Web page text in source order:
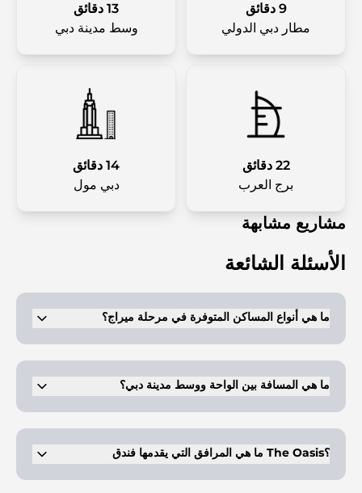
9 دقائق
مطار دبي الدولي
13 دقائق
وسط مدينة دبي
22 دقائق
برج العرب
14 دقائق
دبي مول
مشاريع مشابهة
الأسئلة الشائعة
ما هي أنواع المساكن المتوفرة في مرحلة ميراج؟
ما هي المسافة بين الواحة ووسط مدينة دبي؟
ما هي المرافق التي يقدمها فندق The Oasis؟